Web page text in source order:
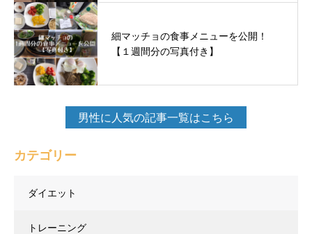
細マッチョの食事メニューを公開！
【１週間分の写真付き】
男性に人気の記事一覧はこちら
カテゴリー
ダイエット
トレーニング